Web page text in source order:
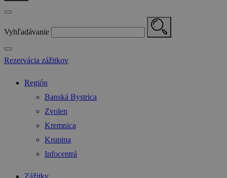
Vyhľadávanie
Rezervácia zážitkov
Región
Banská Bystrica
Zvolen
Kremnica
Krupina
Infocentrá
Zážitky